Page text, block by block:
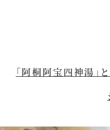
「阿桐阿宝四神湯」